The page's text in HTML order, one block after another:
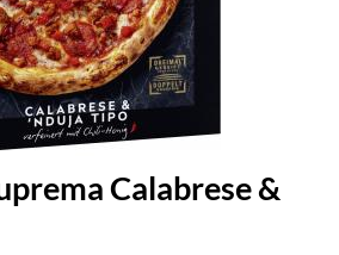
Calabrese &